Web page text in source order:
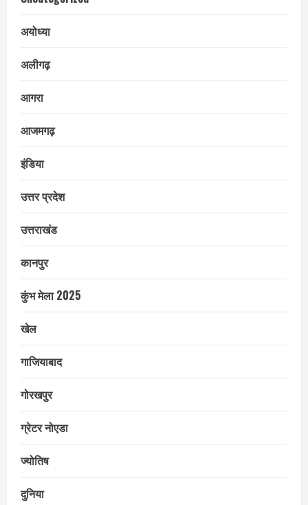
अयोध्या
अलीगढ़
आगरा
आजमगढ़
इंडिया
उत्तर प्रदेश
उत्तराखंड
कानपुर
कुंभ मेला 2025
खेल
गाजियाबाद
गोरखपुर
ग्रेटर नोएडा
ज्योतिष
दुनिया